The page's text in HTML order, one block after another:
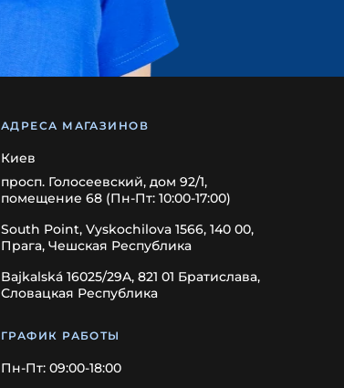
АДРЕСА МАГАЗИНОВ
Киев
просп. Голосеевский, дом 92/1,
помещение 68 (Пн-Пт: 10:00-17:00)
South Point, Vyskochilova 1566, 140 00,
Прага, Чешская Республика
Bajkalská 16025/29A, 821 01 Братислава,
Словацкая Республика
ГРАФИК РАБОТЫ
Пн-Пт: 09:00-18:00